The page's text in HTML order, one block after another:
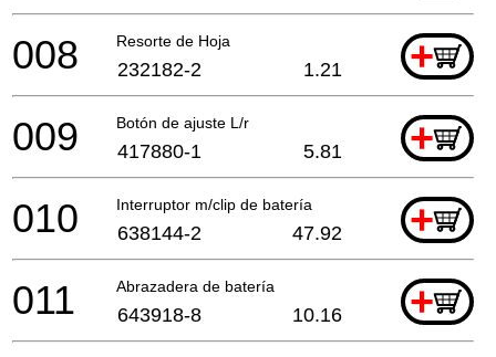
Resorte de Hoja +
008 232182-2 1.21
Botón de ajuste L/r +
009 417880-1 5.81
Interruptor m/clip de batería +
010 638144-2 47.92
Abrazadera de batería +
011 643918-8 10.16